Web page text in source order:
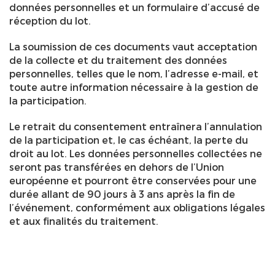
données personnelles et un formulaire d’accusé de
réception du lot.
La soumission de ces documents vaut acceptation
de la collecte et du traitement des données
personnelles, telles que le nom, l’adresse e-mail, et
toute autre information nécessaire à la gestion de
la participation.
Le retrait du consentement entraînera l’annulation
de la participation et, le cas échéant, la perte du
droit au lot. Les données personnelles collectées ne
seront pas transférées en dehors de l’Union
européenne et pourront être conservées pour une
durée allant de 90 jours à 3 ans après la fin de
l’événement, conformément aux obligations légales
et aux finalités du traitement.